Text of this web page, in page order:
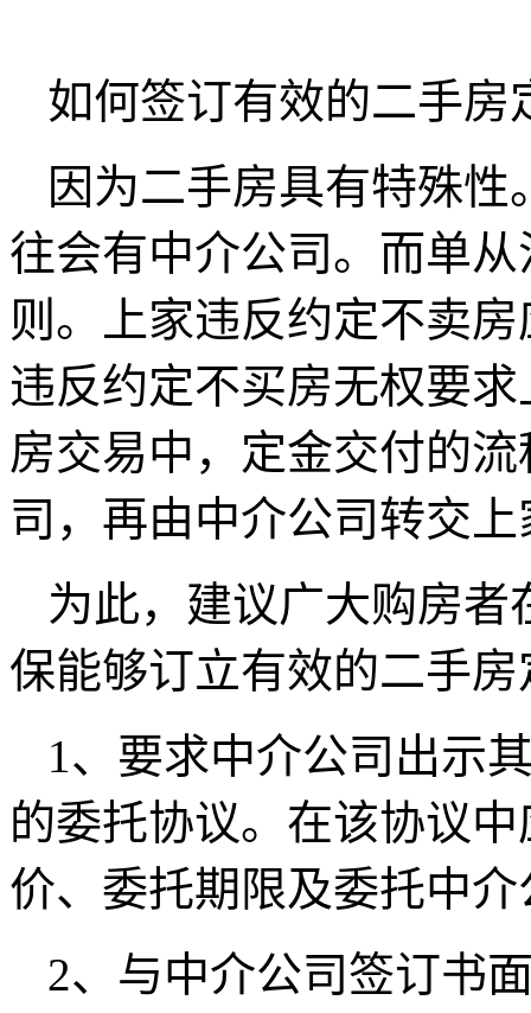
如何签订有效的二手房
因为二手房具有特殊
往会有中介公司。而单
则。上家违反约定不卖
违反约定不买房无权要
房交易中，定金交付的
司，再由中介公司转交上
为此，建议广大购房
保能够订立有效的二手
1、要求中介公司出示
的委托协议。在该协议
价、委托期限及委托中
2、与中介公司签订书